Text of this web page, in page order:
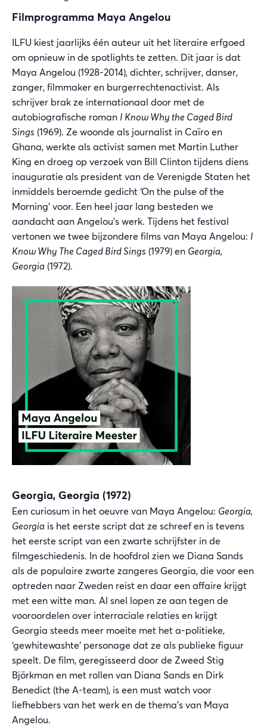
Filmprogramma Maya Angelou
ILFU kiest jaarlijks één auteur uit het literaire erfgoed
om opnieuw in de spotlights te zetten. Dit jaar is dat
Maya Angelou (1928-2014), dichter, schrijver, danser,
zanger, filmmaker en burgerrechtenactivist. Als
schrijver brak ze internationaal door met de
autobiografische roman I Know Why the Caged Bird
Sings (1969). Ze woonde als journalist in Caïro en
Ghana, werkte als activist samen met Martin Luther
King en droeg op verzoek van Bill Clinton tijdens diens
inauguratie als president van de Verenigde Staten het
inmiddels beroemde gedicht ‘On the pulse of the
Morning’ voor. Een heel jaar lang besteden we
aandacht aan Angelou’s werk. Tijdens het festival
vertonen we twee bijzondere films van Maya Angelou: I
Know Why The Caged Bird Sings (1979) en Georgia,
Georgia (1972).
Georgia, Georgia (1972)
Een curiosum in het oeuvre van Maya Angelou: Georgia,
Georgia is het eerste script dat ze schreef en is tevens
het eerste script van een zwarte schrijfster in de
filmgeschiedenis. In de hoofdrol zien we Diana Sands
als de populaire zwarte zangeres Georgia, die voor een
optreden naar Zweden reist en daar een affaire krijgt
met een witte man. Al snel lopen ze aan tegen de
vooroordelen over interraciale relaties en krijgt
Georgia steeds meer moeite met het a-politieke,
‘gewhitewashte’ personage dat ze als publieke figuur
speelt. De film, geregisseerd door de Zweed Stig
Björkman en met rollen van Diana Sands en Dirk
Benedict (the A-team), is een must watch voor
liefhebbers van het werk en de thema’s van Maya
Angelou.